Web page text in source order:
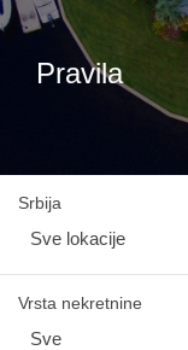
Pravila
Srbija
Sve lokacije
Vrsta nekretnine
Sve